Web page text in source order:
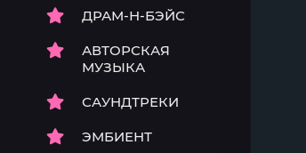
ДРАМ-Н-БЭЙС
АВТОРСКАЯ
МУЗЫКА
САУНДТРЕКИ
ЭМБИЕНТ